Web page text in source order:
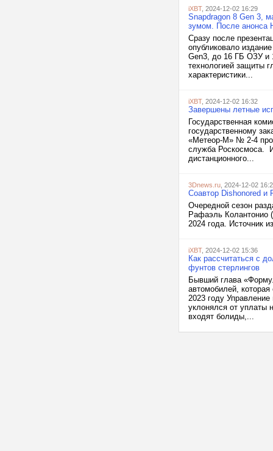
iXBT, 2024-12-02 16:29
Snapdragon 8 Gen 3,
зумом. После анонса
Сразу после
опубликовало
Gen3, до 16 ГБ ОЗУ и
технологией защиты
характеристики...
iXBT, 2024-12-02 16:32
Завершены летные
Государственная
государственному
«Метеор-М» № 2-4
служба Роскосмоса.
дистанционного...
3Dnews.ru , 2024-12-02
Соавтор Dishonored и
Очередной сезон
Рафаэль Колантонио
2024 года. Источник
iXBT, 2024-12-02 15:36
Как рассчитаться с
фунтов стерлингов
Бывший глава
автомобилей,
2023 году
уклонялся от уплаты
входят болиды,...